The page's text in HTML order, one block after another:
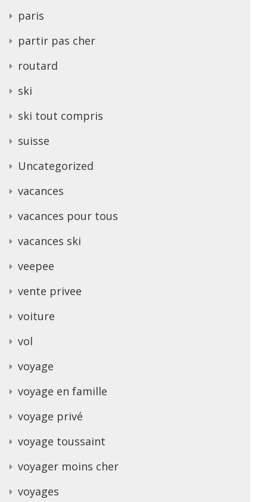
paris
partir pas cher
routard
ski
ski tout compris
suisse
Uncategorized
vacances
vacances pour tous
vacances ski
veepee
vente privee
voiture
vol
voyage
voyage en famille
voyage privé
voyage toussaint
voyager moins cher
voyages